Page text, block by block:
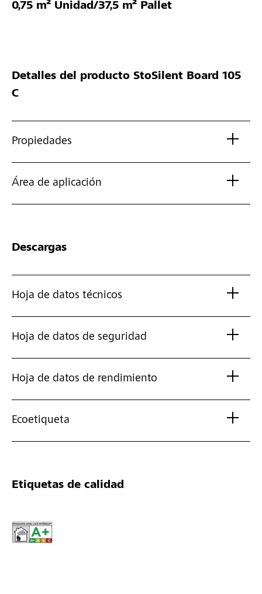
0,75 m² Unidad/37,5 m² Pallet
Detalles del producto StoSilent Board 105
C
Propiedades
Área de aplicación
Descargas
Hoja de datos técnicos
Hoja de datos de seguridad
Hoja de datos de rendimiento
Ecoetiqueta
Etiquetas de calidad